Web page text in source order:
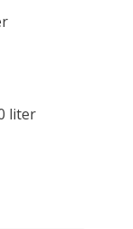
liter